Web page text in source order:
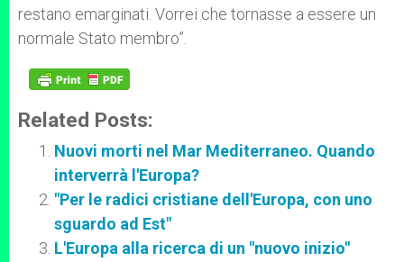
restano emarginati. Vorrei che tornasse a essere un
normale Stato membro”.
Related Posts:
Nuovi morti nel Mar Mediterraneo. Quando
interverrà l'Europa?
"Per le radici cristiane dell'Europa, con uno
sguardo ad Est"
L'Europa alla ricerca di un "nuovo inizio"